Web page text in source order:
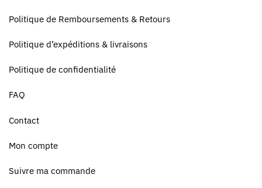
Politique de Remboursements & Retours
Politique d’expéditions & livraisons
Politique de confidentialité
FAQ
Contact
Mon compte
Suivre ma commande